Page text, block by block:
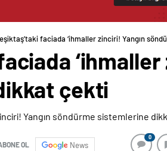
faciada ‘ihmaller zinciri! Yangın
çekti
OL News
0